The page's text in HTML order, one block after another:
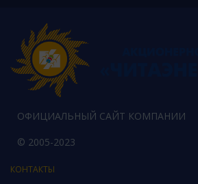
ОФИЦИАЛЬНЫЙ САЙТ КОМПАНИИ
© 2005-2023
КОНТАКТЫ